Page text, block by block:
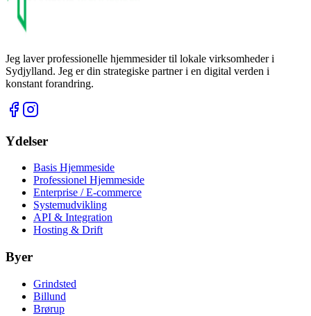
Jeg laver professionelle hjemmesider til lokale virksomheder i
Sydjylland. Jeg er din strategiske partner i en digital verden i
konstant forandring.
Ydelser
Basis Hjemmeside
Professionel Hjemmeside
Enterprise / E-commerce
Systemudvikling
API & Integration
Hosting & Drift
Byer
Grindsted
Billund
Brørup